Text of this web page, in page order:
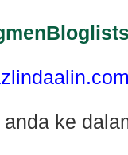
anda ke